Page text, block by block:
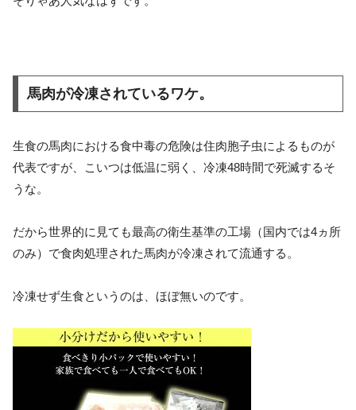
馬肉が冷凍されているワケ。
生食の馬肉における食中毒の危険は住肉胞子虫によるものが
代表ですが、こいつは低温に弱く、冷凍48時間で死滅するそ
うな。
だから世界的に見ても最高の衛生基準の工場（国内では4ヵ所
のみ）で食肉処理された馬肉が冷凍されて流通する。
冷凍せず生食というのは、ほぼ無いのです。